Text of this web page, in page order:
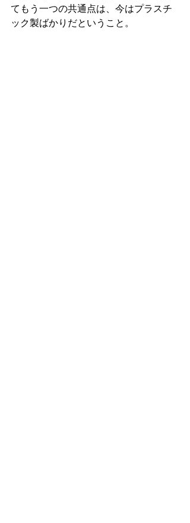
てもう一つの共通点は、今はプラスチ
ック製ばかりだということ。